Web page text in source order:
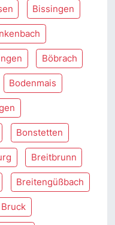
Bissingen
Böbrach
Bodenmais
Bonstetten
Breitbrunn
Breitengüßbach
Bruck